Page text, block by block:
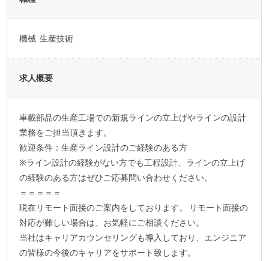
機械 生産技術
求人概要
車載部品の生産工場での新規ラインの立上げやラインの設計
業務をご担当頂きます。
歓迎条件：生産ライン設計のご経験のある方
※ライン設計の経験がない方でも工程設計、ラインの立上げ
の経験のある方はぜひご応募問い合わせください。
＝＝＝＝＝
現在リモート面接のご案内をしております。 リモート面接の
対応が難しい場合は、お気軽にご相談ください。
当社はキャリアカウンセリングも導入しており、エンジニア
の皆様の今後のキャリアをサポート致します。